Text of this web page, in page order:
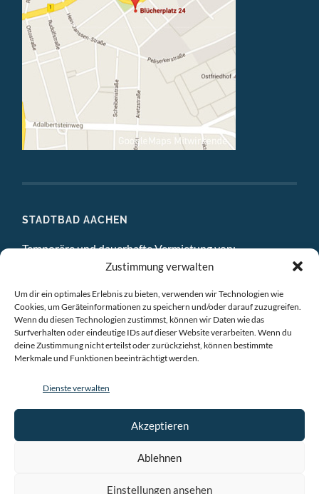
Zustimmung verwalten
Um dir ein optimales Erlebnis zu bieten, verwenden wir Technologien wie
Cookies, um Geräteinformationen zu speichern und/oder darauf zuzugreifen.
Wenn du diesen Technologien zustimmst, können wir Daten wie das
Surfverhalten oder eindeutige IDs auf dieser Website verarbeiten. Wenn du
deine Zustimmung nicht erteilst oder zurückziehst, können bestimmte
Merkmale und Funktionen beeinträchtigt werden.
Dienste verwalten
Akzeptieren
Ablehnen
Einstellungen ansehen
STADTBAD AACHEN
Temporäre und dauerhafte Vermietung von:
ATELIERS
EINZELBÜROS
GEMEINSCHAFTSBÜROS
BESPRECHUNGSRÄUME
VERANSTALTUNGSRÄUME